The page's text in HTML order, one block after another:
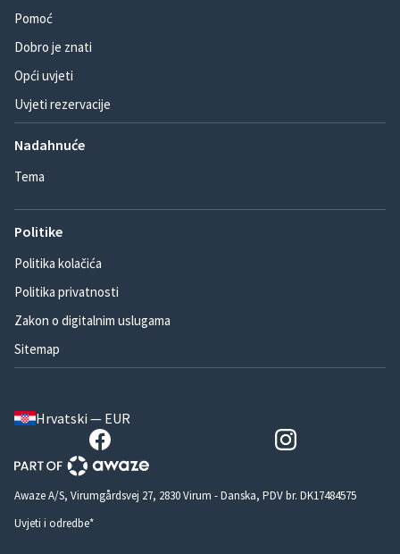
Pomoć
Dobro je znati
Opći uvjeti
Uvjeti rezervacije
Nadahnuće
Tema
Politike
Politika kolačića
Politika privatnosti
Zakon o digitalnim uslugama
Sitemap
Hrvatski — EUR
Awaze A/S, Virumgårdsvej 27, 2830 Virum - Danska, PDV br. DK17484575
Uvjeti i odredbe*